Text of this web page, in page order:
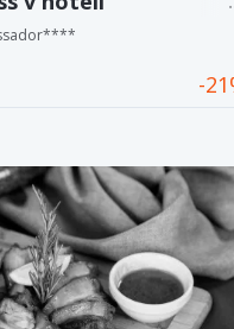
v centre Košíc.
21